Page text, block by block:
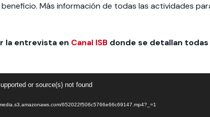
Más información de todas las actividades
la entrevista en Canal ISB donde se detallan
or source(s) not found
652022f506c5766e66c69147.mp4?_=1